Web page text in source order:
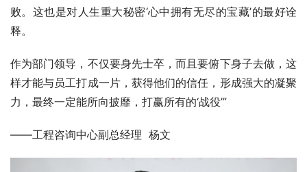
败。这也是对人生重大秘密‘心中拥有无尽的宝藏’的最好诠
释。
作为部门领导，不仅要身先士卒，而且要俯下身子去做，这
样才能与员工打成一片，获得他们的信任，形成强大的凝聚
力，最终一定能所向披靡，打赢所有的‘战役’”
——工程咨询中心副总经理  杨文